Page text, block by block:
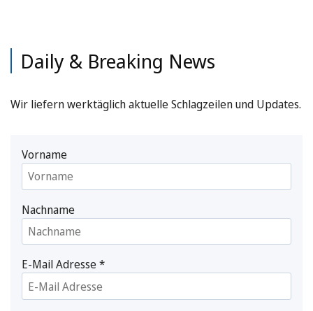
Daily & Breaking News
Wir liefern werktäglich aktuelle Schlagzeilen und Updates.
Vorname
Nachname
E-Mail Adresse*